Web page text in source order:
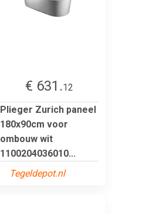
€ 631.12
Plieger Zurich paneel
180x90cm voor
ombouw wit
1100204036010...
Tegeldepot.nl